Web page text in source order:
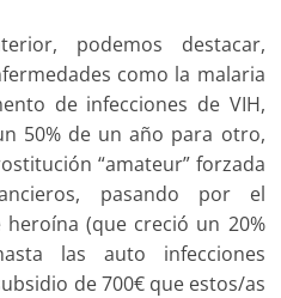
podemos destacar,
como la malaria
de infecciones de VIH,
50% de un año para otro,
“amateur” forzada
pasando por el
(que creció un 20%
las auto infecciones
de 700€ que estos/as